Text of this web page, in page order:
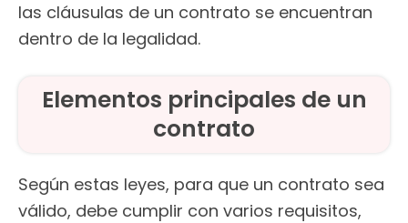
las cláusulas de un contrato se encuentran
dentro de la legalidad.
Elementos principales de un
contrato
Según estas leyes, para que un contrato sea
válido, debe cumplir con varios requisitos,